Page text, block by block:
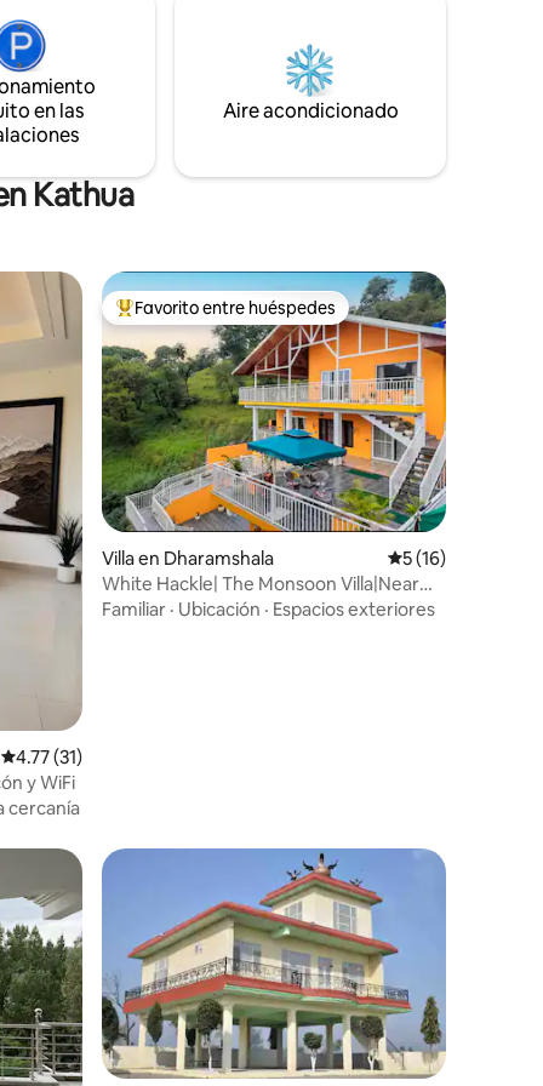
a todos
trabajar desde casa o simplemente una
escapada a la naturaleza, pero con todas
las comodidades y servicios modernos
de la vida urbana.
en las
Aire acondicionado
Kathua
Calificación promedio: 4.77 de 5, 31 reseñas
4.77 (31)
y WiFi
cercanía
Favorito entre huéspedes preferido
Favorito entre huéspedes
Villa en Dharamshala Calificación
5 (16)
White Hackle| The Monsoon Villa|Near
McLeodganj
Familiar · Ubicación · Espacios exteriores